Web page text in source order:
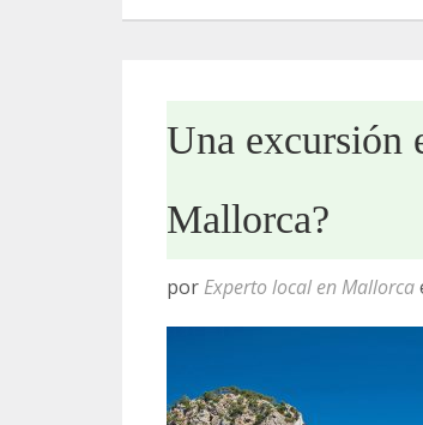
Una excursión
Mallorca?
por Experto local en Mallorca